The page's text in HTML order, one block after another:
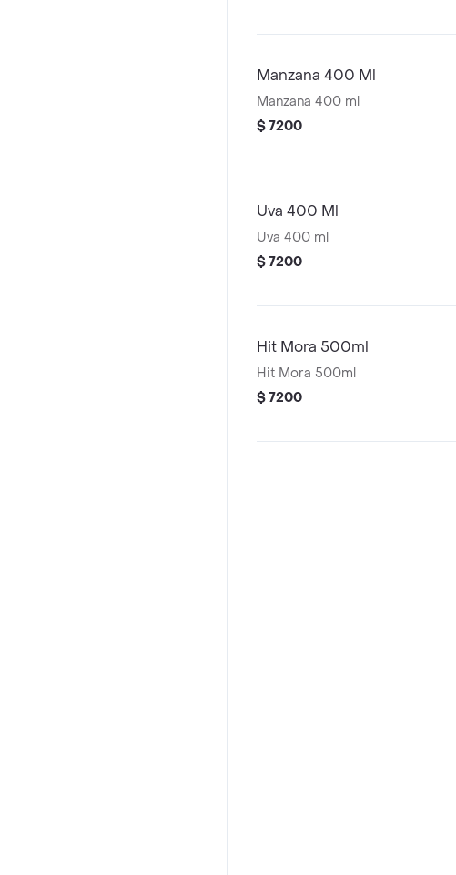
Manzana 400 Ml
Manzana 400 ml
$ 7200
Uva 400 Ml
Uva 400 ml
$ 7200
Hit Mora 500ml
Hit Mora 500ml
$ 7200